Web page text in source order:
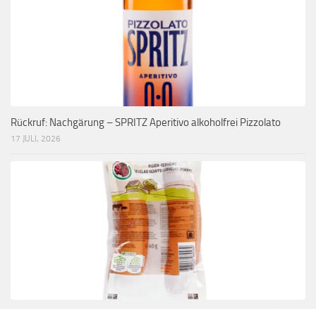
Rückruf: Nachgärung – SPRITZ Aperitivo alkoholfrei Pizzolato
17 JULI, 2026